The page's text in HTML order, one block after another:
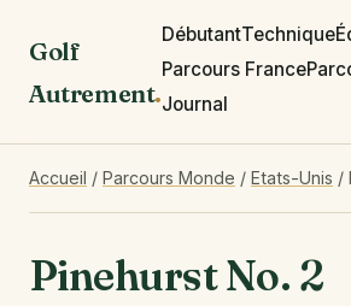
Golf
Autrement.
DébutantTechnique
Parcours France
Journal
Accueil / Parcours Monde / Etats-Unis /
Pinehurst No. 2